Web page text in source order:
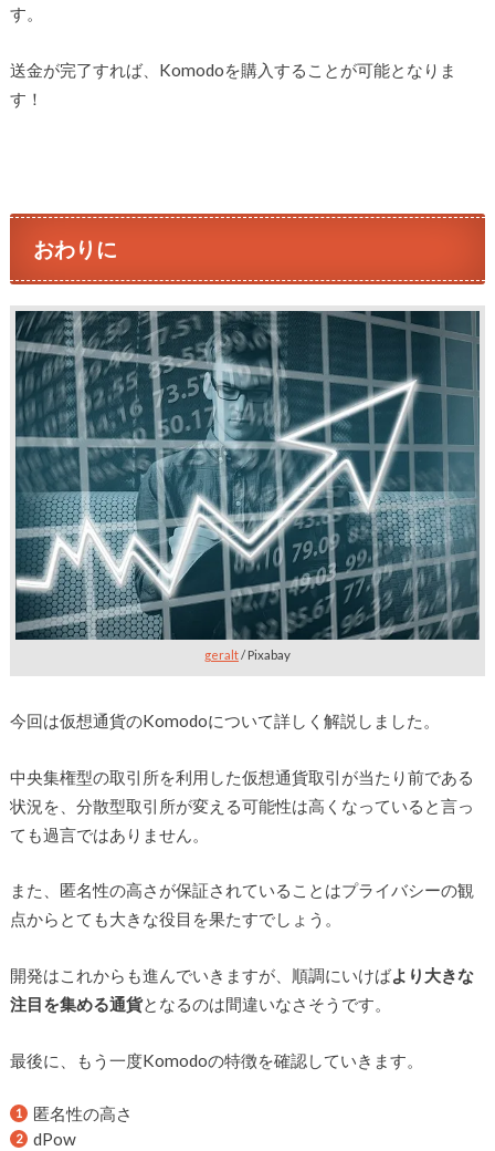
す。
送金が完了すれば、Komodoを購入することが可能となりま
す！
おわりに
geralt/ Pixabay
今回は仮想通貨のKomodoについて詳しく解説しました。
中央集権型の取引所を利用した仮想通貨取引が当たり前である
状況を、分散型取引所が変える可能性は高くなっていると言っ
ても過言ではありません。
また、匿名性の高さが保証されていることはプライバシーの観
点からとても大きな役目を果たすでしょう。
開発はこれからも進んでいきますが、順調にいけばより大きな
注目を集める通貨となるのは間違いなさそうです。
最後に、もう一度Komodoの特徴を確認していきます。
匿名性の高さ
dPow